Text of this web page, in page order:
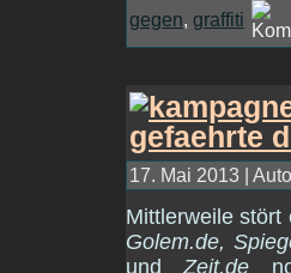
gegen graffiti
17. Mai 2013 |
Mittlerweile stört
Golem.de,
undZeit.de